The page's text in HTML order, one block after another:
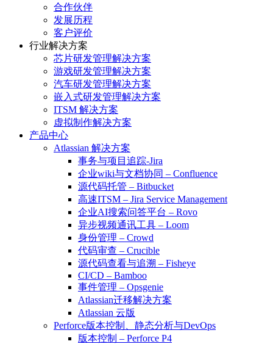
合作伙伴
发展历程
客户评价
行业解决方案
芯片研发管理解决方案
游戏研发管理解决方案
汽车研发管理解决方案
嵌入式研发管理解决方案
ITSM 解决方案
虚拟制作解决方案
产品中心
Atlassian 解决方案
事务与项目追踪-Jira
企业wiki与文档协同 – Confluence
源代码托管 – Bitbucket
高速ITSM – Jira Service Management
企业AI搜索问答平台 – Rovo
异步视频通讯工具 – Loom
身份管理 – Crowd
代码审查 – Crucible
源代码查看与追溯 – Fisheye
CI/CD – Bamboo
事件管理 – Opsgenie
Atlassian迁移解决方案
Atlassian 云版
Perforce版本控制、静态分析与DevOps
版本控制 – Perforce P4